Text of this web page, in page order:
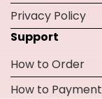
Privacy Policy
Support
How to Order
How to Payment